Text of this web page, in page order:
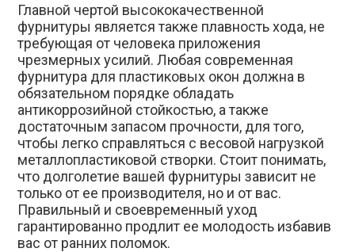
Главной чертой высококачественной
фурнитуры является также плавность хода, не
требующая от человека приложения
чрезмерных усилий. Любая современная
фурнитура для пластиковых окон должна в
обязательном порядке обладать
антикоррозийной стойкостью, а также
достаточным запасом прочности, для того,
чтобы легко справляться с весовой нагрузкой
металлопластиковой створки. Стоит понимать,
что долголетие вашей фурнитуры зависит не
только от ее производителя, но и от вас.
Правильный и своевременный уход
гарантированно продлит ее молодость избавив
вас от ранних поломок.